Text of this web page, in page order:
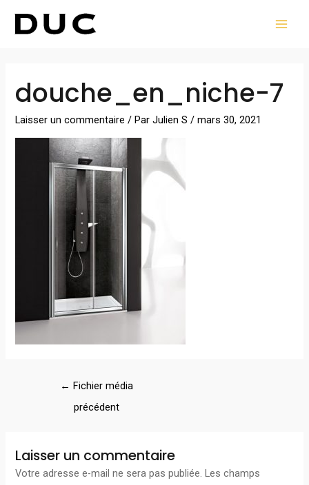
douche_en_niche-7
Laisser un commentaire / ParJulien S/mars 30, 2021
des
← Fichier média
précédent
Laisser un commentaire
Votre adresse e-mail ne sera pas publiée. Les champs